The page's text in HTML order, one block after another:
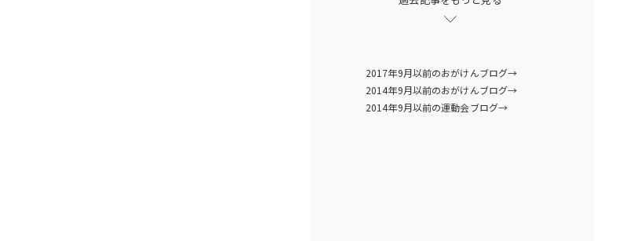
2017年9月以前のおがけんブログ→
2014年9月以前のおがけんブログ→
2014年9月以前の運動会ブログ→